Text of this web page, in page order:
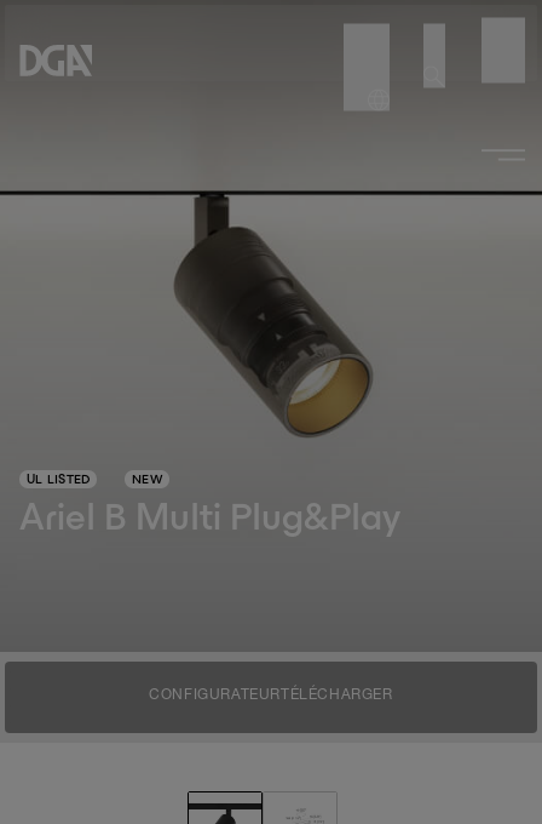
Ariel B Multi Plug&Play
UL LISTED NEW
CONFIGURATEURTÉLÉCHARGER